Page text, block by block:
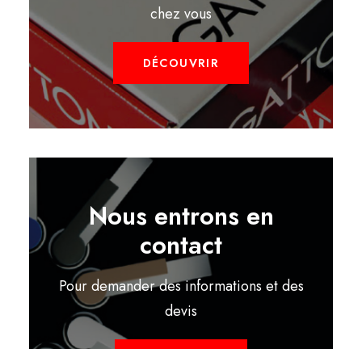
chez vous
DÉCOUVRIR
Nous entrons en
contact
Pour demander des informations et des
devis